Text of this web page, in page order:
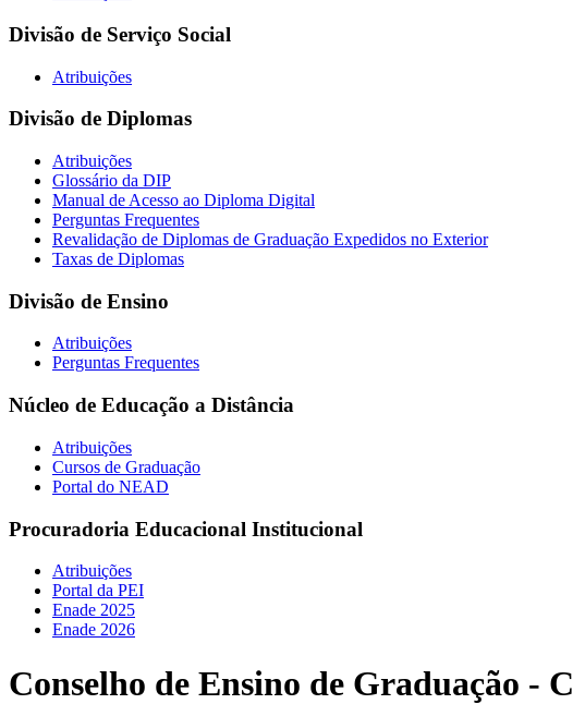
Divisão de Serviço Social
Atribuições
Divisão de Diplomas
Atribuições
Glossário da DIP
Manual de Acesso ao Diploma Digital
Perguntas Frequentes
Revalidação de Diplomas de Graduação Expedidos no Exterior
Taxas de Diplomas
Divisão de Ensino
Atribuições
Perguntas Frequentes
Núcleo de Educação a Distância
Atribuições
Cursos de Graduação
Portal do NEAD
Procuradoria Educacional Institucional
Atribuições
Portal da PEI
Enade 2025
Enade 2026
Conselho de Ensino de Graduação -